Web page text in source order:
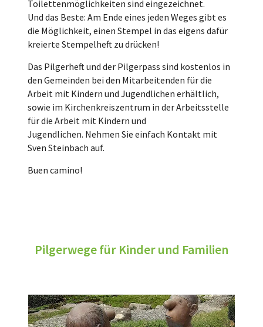
Toilettenmöglichkeiten sind eingezeichnet.
Und das Beste: Am Ende eines jeden Weges gibt es
die Möglichkeit, einen Stempel in das eigens dafür
kreierte Stempelheft zu drücken!
Das Pilgerheft und der Pilgerpass sind kostenlos in
den Gemeinden bei den Mitarbeitenden für die
Arbeit mit Kindern und Jugendlichen erhältlich,
sowie im Kirchenkreiszentrum in der Arbeitsstelle
für die Arbeit mit Kindern und
Jugendlichen. Nehmen Sie einfach Kontakt mit
Sven Steinbach auf.
Buen camino!
Pilgerwege für Kinder und Familien